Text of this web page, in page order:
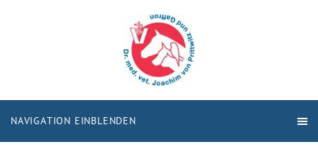
NAVIGATION EINBLENDEN